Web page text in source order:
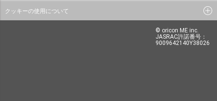
クッキーの使用について
© oricon ME inc.
JASRAC許諾番号：
9009642140Y38026